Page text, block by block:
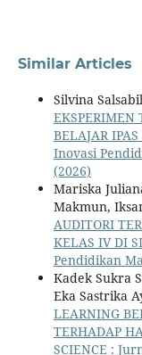
Similar Articles
Silvina
EKSPERIMEN
BELAJAR
Inovasi
(2026)
Mariska
Makmun,
AUDITORI
KELAS IV DI
Pendidikan
Kadek Sukra
Eka Sastrika
LEARNING
TERHADAP
SCIENCE :